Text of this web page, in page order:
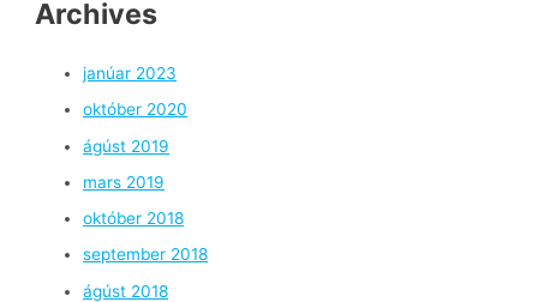
Archives
janúar 2023
október 2020
ágúst 2019
mars 2019
október 2018
september 2018
ágúst 2018